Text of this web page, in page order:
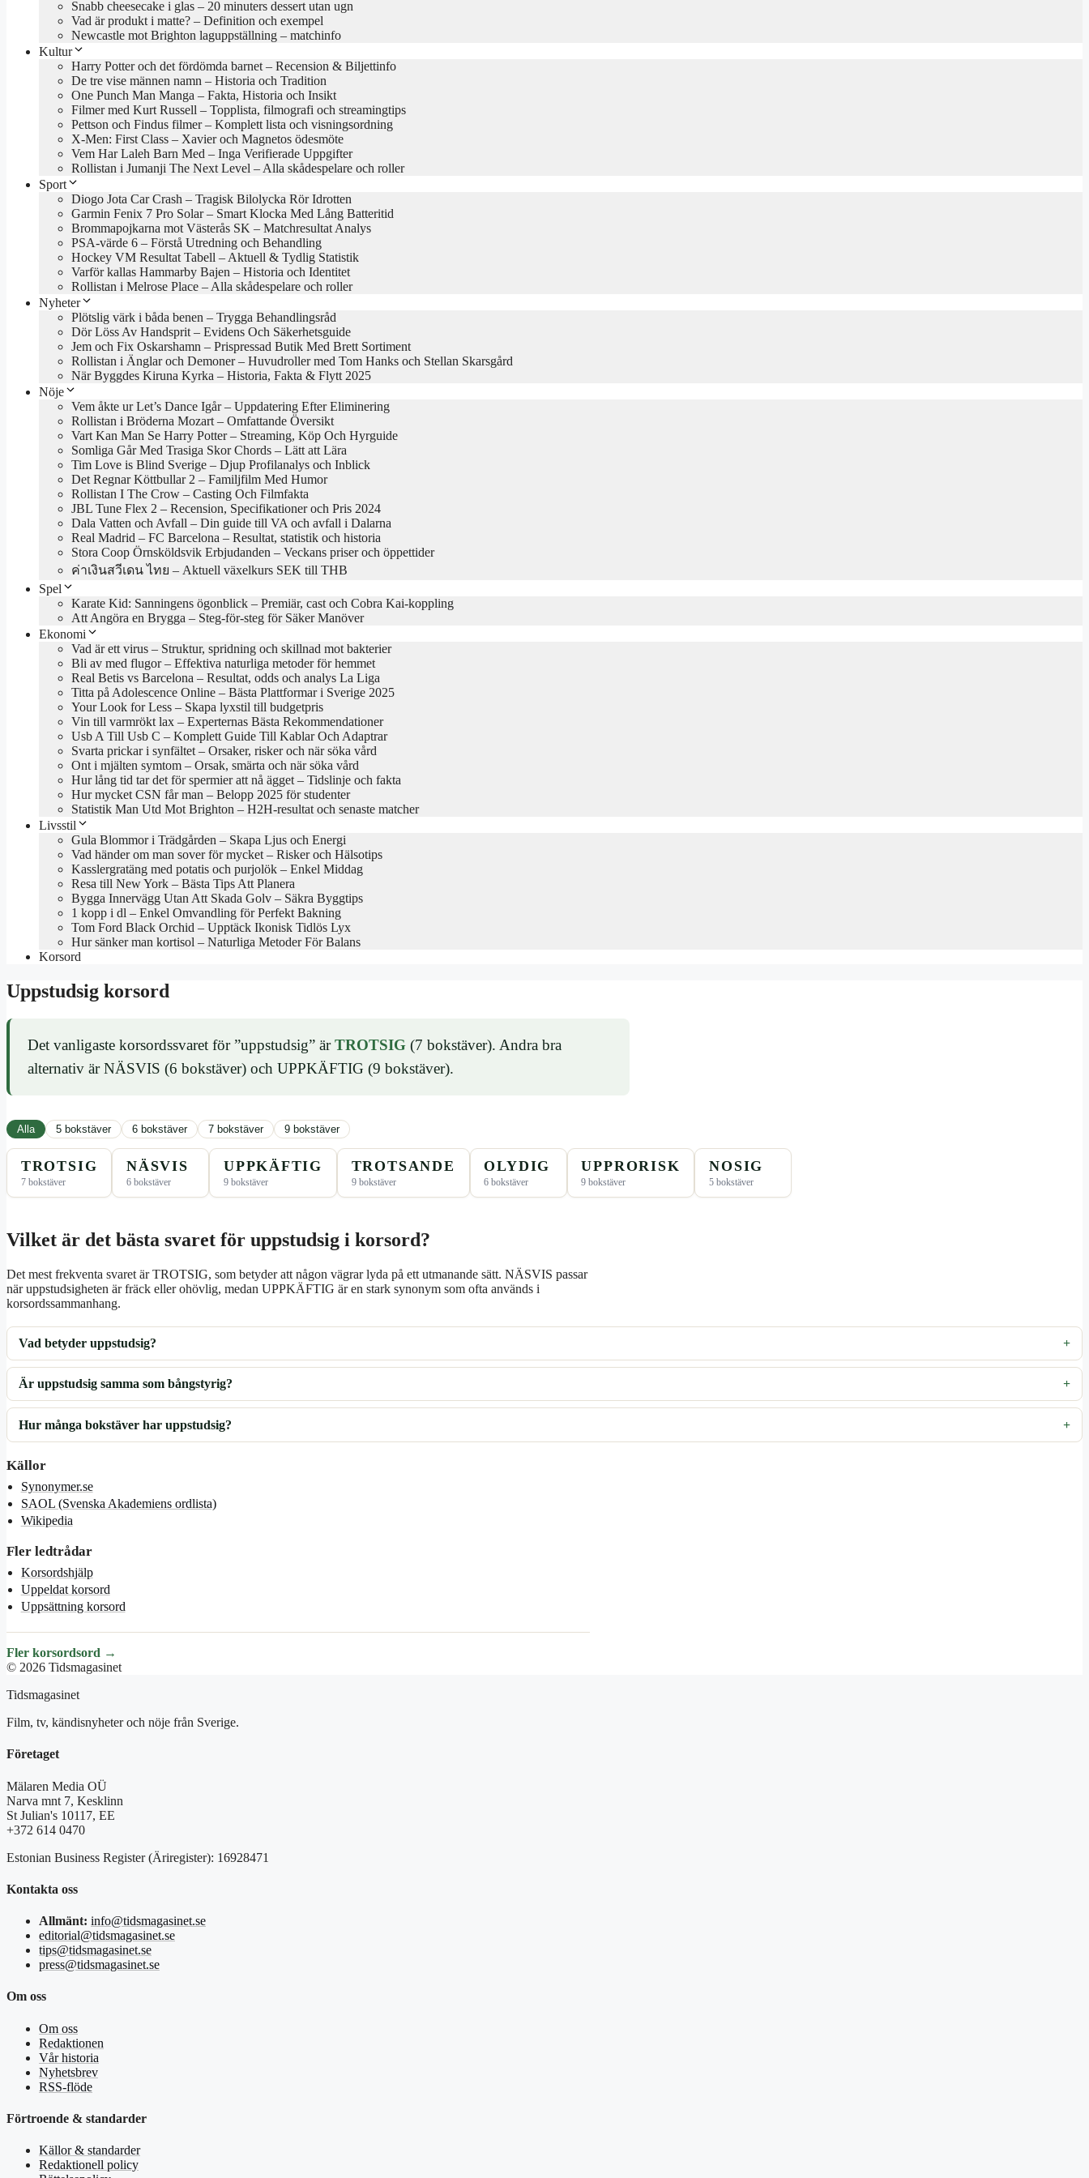
Snabb cheesecake i glas – 20 minuters dessert utan ugn
Vad är produkt i matte? – Definition och exempel
Newcastle mot Brighton laguppställning – matchinfo
Kultur
Harry Potter och det fördömda barnet – Recension & Biljettinfo
De tre vise männen namn – Historia och Tradition
One Punch Man Manga – Fakta, Historia och Insikt
Filmer med Kurt Russell – Topplista, filmografi och streamingtips
Pettson och Findus filmer – Komplett lista och visningsordning
X-Men: First Class – Xavier och Magnetos ödesmöte
Vem Har Laleh Barn Med – Inga Verifierade Uppgifter
Rollistan i Jumanji The Next Level – Alla skådespelare och roller
Sport
Diogo Jota Car Crash – Tragisk Bilolycka Rör Idrotten
Garmin Fenix 7 Pro Solar – Smart Klocka Med Lång Batteritid
Brommapojkarna mot Västerås SK – Matchresultat Analys
PSA-värde 6 – Förstå Utredning och Behandling
Hockey VM Resultat Tabell – Aktuell & Tydlig Statistik
Varför kallas Hammarby Bajen – Historia och Identitet
Rollistan i Melrose Place – Alla skådespelare och roller
Nyheter
Plötslig värk i båda benen – Trygga Behandlingsråd
Dör Löss Av Handsprit – Evidens Och Säkerhetsguide
Jem och Fix Oskarshamn – Prispressad Butik Med Brett Sortiment
Rollistan i Änglar och Demoner – Huvudroller med Tom Hanks och Stellan Skarsgård
När Byggdes Kiruna Kyrka – Historia, Fakta & Flytt 2025
Nöje
Vem åkte ur Let’s Dance Igår – Uppdatering Efter Eliminering
Rollistan i Bröderna Mozart – Omfattande Översikt
Vart Kan Man Se Harry Potter – Streaming, Köp Och Hyrguide
Somliga Går Med Trasiga Skor Chords – Lätt att Lära
Tim Love is Blind Sverige – Djup Profilanalys och Inblick
Det Regnar Köttbullar 2 – Familjfilm Med Humor
Rollistan I The Crow – Casting Och Filmfakta
JBL Tune Flex 2 – Recension, Specifikationer och Pris 2024
Dala Vatten och Avfall – Din guide till VA och avfall i Dalarna
Real Madrid – FC Barcelona – Resultat, statistik och historia
Stora Coop Örnsköldsvik Erbjudanden – Veckans priser och öppettider
ค่าเงินสวีเดน ไทย – Aktuell växelkurs SEK till THB
Spel
Karate Kid: Sanningens ögonblick – Premiär, cast och Cobra Kai-koppling
Att Angöra en Brygga – Steg-för-steg för Säker Manöver
Ekonomi
Vad är ett virus – Struktur, spridning och skillnad mot bakterier
Bli av med flugor – Effektiva naturliga metoder för hemmet
Real Betis vs Barcelona – Resultat, odds och analys La Liga
Titta på Adolescence Online – Bästa Plattformar i Sverige 2025
Your Look for Less – Skapa lyxstil till budgetpris
Vin till varmrökt lax – Experternas Bästa Rekommendationer
Usb A Till Usb C – Komplett Guide Till Kablar Och Adaptrar
Svarta prickar i synfältet – Orsaker, risker och när söka vård
Ont i mjälten symtom – Orsak, smärta och när söka vård
Hur lång tid tar det för spermier att nå ägget – Tidslinje och fakta
Hur mycket CSN får man – Belopp 2025 för studenter
Statistik Man Utd Mot Brighton – H2H-resultat och senaste matcher
Livsstil
Gula Blommor i Trädgården – Skapa Ljus och Energi
Vad händer om man sover för mycket – Risker och Hälsotips
Kasslergratäng med potatis och purjolök – Enkel Middag
Resa till New York – Bästa Tips Att Planera
Bygga Innervägg Utan Att Skada Golv – Säkra Byggtips
1 kopp i dl – Enkel Omvandling för Perfekt Bakning
Tom Ford Black Orchid – Upptäck Ikonisk Tidlös Lyx
Hur sänker man kortisol – Naturliga Metoder För Balans
Korsord
Uppstudsig korsord
Det vanligaste korsordssvaret för ”uppstudsig” ärTROTSIG (7 bokstäver). Andra bra
alternativ är NÄSVIS (6 bokstäver) och UPPKÄFTIG (9 bokstäver).
Alla 5 bokstäver 6 bokstäver 7 bokstäver 9 bokstäver
TROTSIG
7 bokstäver
NÄSVIS
6 bokstäver
UPPKÄFTIG
9 bokstäver
TROTSANDE
9 bokstäver
OLYDIG
6 bokstäver
UPPRORISK
9 bokstäver
NOSIG
5 bokstäver
Vilket är det bästa svaret för uppstudsig i korsord?
Det mest frekventa svaret är TROTSIG, som betyder att någon vägrar lyda på ett utmanande sätt. NÄSVIS passar
när uppstudsigheten är fräck eller ohövlig, medan UPPKÄFTIG är en stark synonym som ofta används i
korsordssammanhang.
Vad betyder uppstudsig?
Är uppstudsig samma som bångstyrig?
Hur många bokstäver har uppstudsig?
Källor
Synonymer.se
SAOL (Svenska Akademiens ordlista)
Wikipedia
Fler ledtrådar
Korsordshjälp
Uppeldat korsord
Uppsättning korsord
Fler korsordsord →
© 2026 Tidsmagasinet
Tidsmagasinet
Film, tv, kändisnyheter och nöje från Sverige.
Företaget
Mälaren Media OÜ
Narva mnt 7, Kesklinn
St Julian's 10117, EE
+372 614 0470
Estonian Business Register (Äriregister): 16928471
Kontakta oss
Allmänt: info@tidsmagasinet.se
editorial@tidsmagasinet.se
tips@tidsmagasinet.se
press@tidsmagasinet.se
Om oss
Om oss
Redaktionen
Vår historia
Nyhetsbrev
RSS-flöde
Förtroende & standarder
Källor & standarder
Redaktionell policy